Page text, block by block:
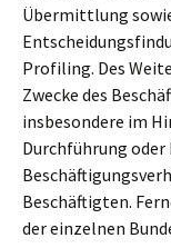
Übermittlung
Profiling. Des
Zwecke des
insbesondere im
Durchführung oder
Beschäftigten.
der einzelnen